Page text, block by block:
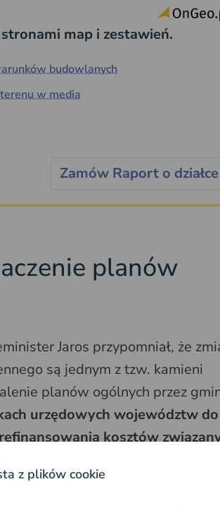
map i zestawień.
budowlanych
w media
Zamów Raport o działce
planów
Jaros przypomniał, że
są jednym z tzw. kamieni
planów ogólnych przez
urzędowych województw
kosztów
z plików cookie